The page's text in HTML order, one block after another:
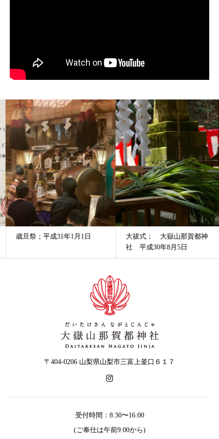
歳旦祭；平成31年1月1日
大祓式； 大嶽山那賀都神
社 平成30年8月5日
〒404-0206 山梨県山梨市三富上釜口６１７
受付時間：8:30〜16:00
(ご奉仕は午前9:00から)